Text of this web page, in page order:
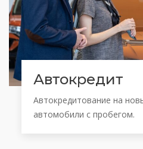
Автокредит
Автокредитование на
автомобили с пробегом.